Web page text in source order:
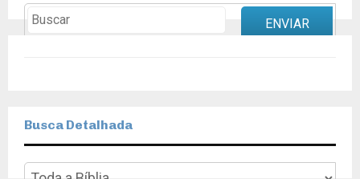
ENVIAR
Busca Detalhada